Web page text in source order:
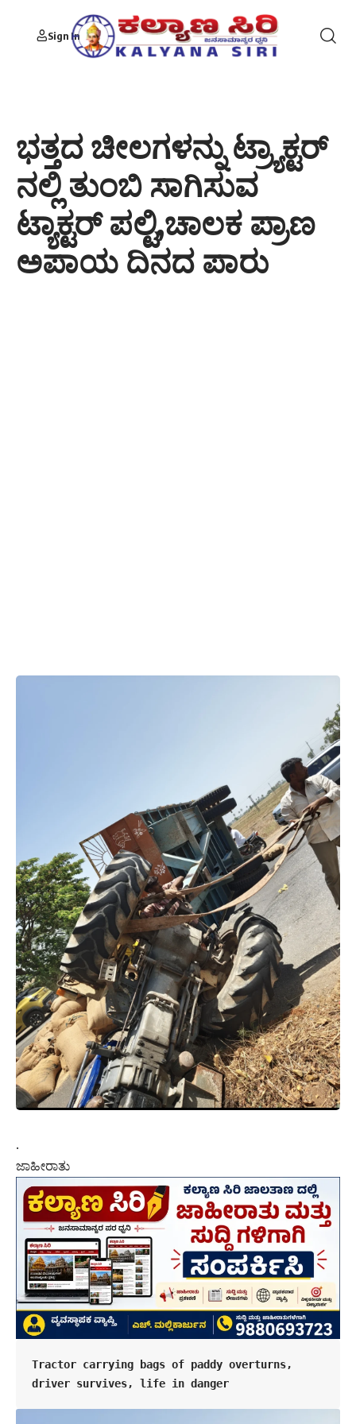
Sign In
ಭತ್ತದ ಚೀಲಗಳನ್ನು ಟ್ರ್ಯಾಕ್ಟರ್
ನಲ್ಲಿ ತುಂಬಿ ಸಾಗಿಸುವ
ಟ್ಯಾಕ್ಟ‌ರ್ ಪಲ್ಟಿ,ಚಾಲಕ ಪ್ರಾಣ
ಅಪಾಯ ದಿನದ ಪಾರು
.
ಜಾಹೀರಾತು
Tractor carrying bags of paddy overturns,
driver survives, life in danger